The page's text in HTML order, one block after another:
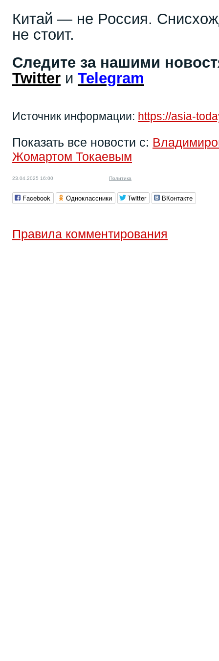
Китай — не Россия.
не стоит.
Следите за нашими
Twitter и Telegram
Источник информации: https://asia-
Показать все новости с:
Жомартом Токаевым
23.04.2025 16:00 Политика
Facebook Одноклассники Twitter ВКонтакте
Правила комментирования